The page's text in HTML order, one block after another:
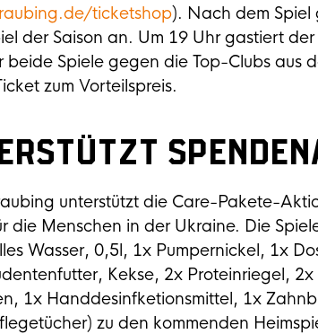
ticketshop). Nach dem Spiel
der Saison an. Um 19 Uhr gastiert
beide Spiele gegen die Top-Clubs aus
zum Vorteilspreis.
unterstützt die Care-Pakete-
die Menschen in der Ukraine. Die
Wasser, 0,5l, 1x Pumpernickel, 1x
Kekse, 2x Proteinriegel,
1x Handdesinfketionsmittel, 1x
zu den kommenden